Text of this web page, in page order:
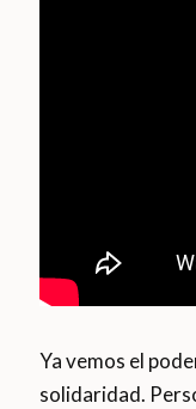
Ya vemos el
solidaridad.